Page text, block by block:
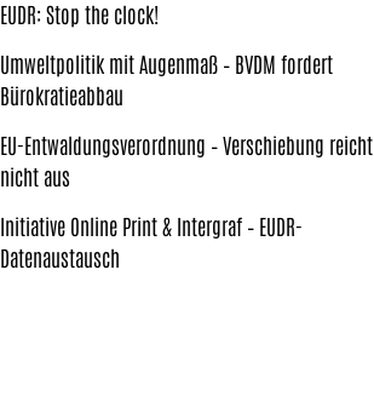
EUDR: Stop the clock!
Umweltpolitik mit Augenmaß – BVDM fordert
Bürokratieabbau
EU-Entwaldungsverordnung – Verschiebung reicht
nicht aus
Initiative Online Print & Intergraf – EUDR-
Datenaustausch